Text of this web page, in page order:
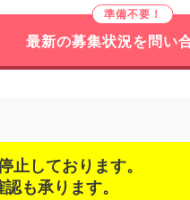
最新の募集状況を問い
止しております。
も承ります。